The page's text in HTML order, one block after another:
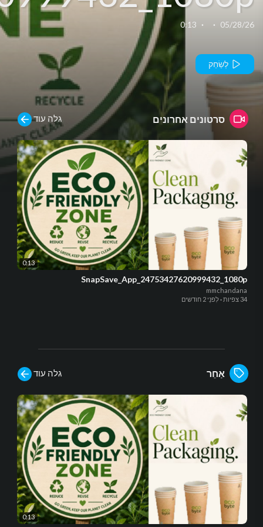
05/28/26
·
·
0:13
לְשַׂחֵק
סרטונים אחרונים גלה עוד
0:13
SnapSave_App_24753427620999432_1080p
mmchandana
34 צפיות
·לִפנֵי 2 חודשים
אַחֵר גלה עוד
0:13